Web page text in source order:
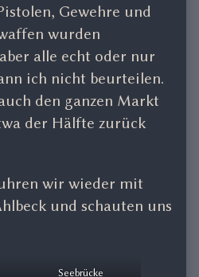
Gewehre und
wurden
alle echt oder nur
ich nicht beurteilen.
den ganzen Markt
der Hälfte zurück
wir wieder mit
und schauten uns
Seebrücke